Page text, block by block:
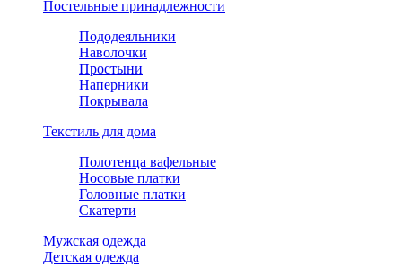
Постельные принадлежности
Пододеяльники
Наволочки
Простыни
Наперники
Покрывала
Текстиль для дома
Полотенца вафельные
Носовые платки
Головные платки
Скатерти
Мужская одежда
Детская одежда